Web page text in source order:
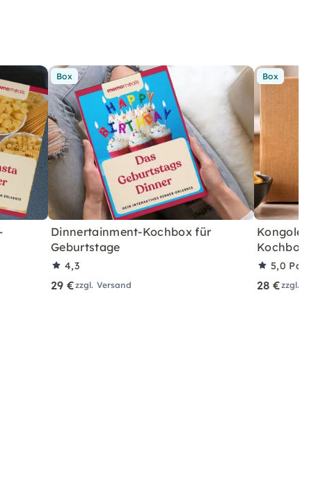
Box
Dinnertainment-Kochbox für
Geburtstage
4,3
29 €zzgl. Versand
Box
Kochbox für
5,0
28 €zzgl.